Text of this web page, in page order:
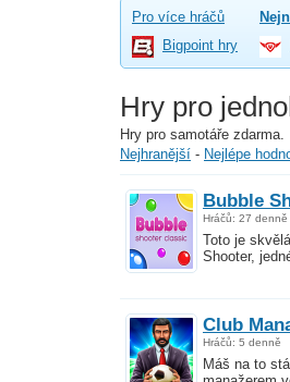
Pro více hráčů
Bigpoint hry
Hry pro
Hry pro samotáře zdarma.
Nejhranější - Nejlépe
Bubble
Hráčů: 27 denně
Toto je
Shooter,
Club
Hráčů: 5 denně
Máš na to